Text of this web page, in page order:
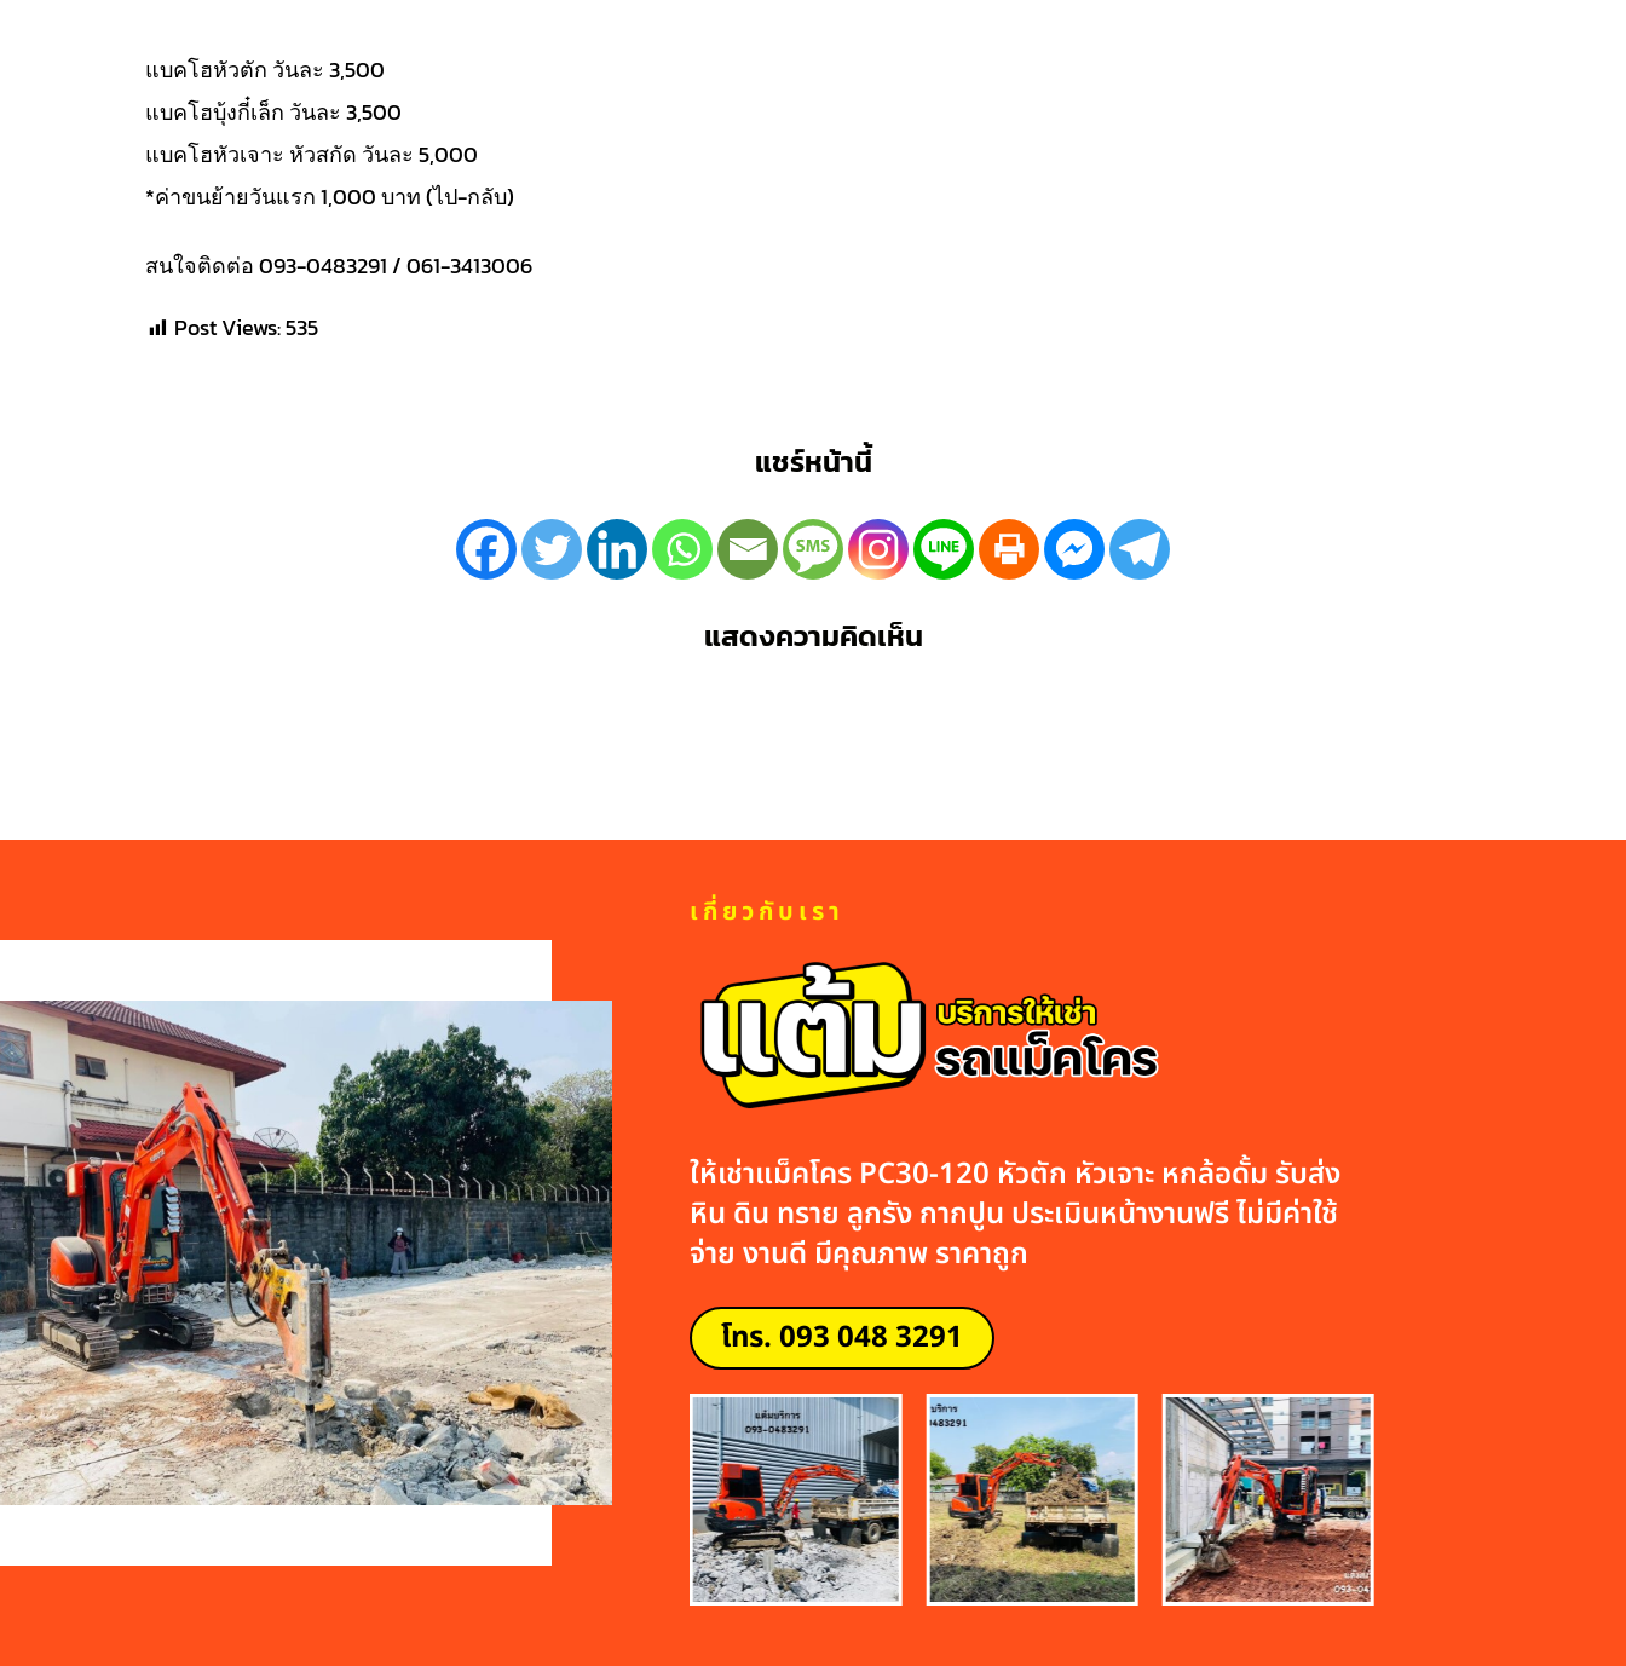
แบคโฮหัวตัก วันละ 3,500
แบคโฮบุ้งกี๋เล็ก วันละ 3,500
แบคโฮหัวเจาะ หัวสกัด วันละ 5,000
*ค่าขนย้ายวันแรก 1,000 บาท (ไป-กลับ)
สนใจติดต่อ 093-0483291 / 061-3413006
Post Views:535
แชร์หน้านี้
แสดงความคิดเห็น
เกี่ยวกับเรา
ให้เช่าแม็คโคร PC30-120 หัวตัก หัวเจาะ หกล้อดั้ม รับส่ง
หิน ดิน ทราย ลูกรัง กากปูน ประเมินหน้างานฟรี ไม่มีค่าใช้
จ่าย งานดี มีคุณภาพ ราคาถูก
โทร. 093 048 3291